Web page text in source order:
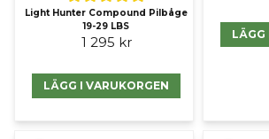
Light Hunter Compound Pilbåge
19-29 LBS
1 295 kr
LÄGG I VARUKORGEN
LÄGG